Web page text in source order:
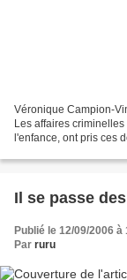
Véronique Campion-
Les affaires
l'enfance, ont pris ces
Il se passe
Publié le 12/09/2006 à
Par ruru